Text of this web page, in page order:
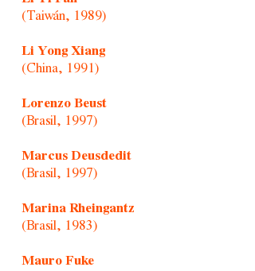
(Taiwán, 1989)
Li Yong Xiang
(China, 1991)
Lorenzo Beust
(Brasil, 1997)
Marcus Deusdedit
(Brasil, 1997)
Marina Rheingantz
(Brasil, 1983)
Mauro Fuke